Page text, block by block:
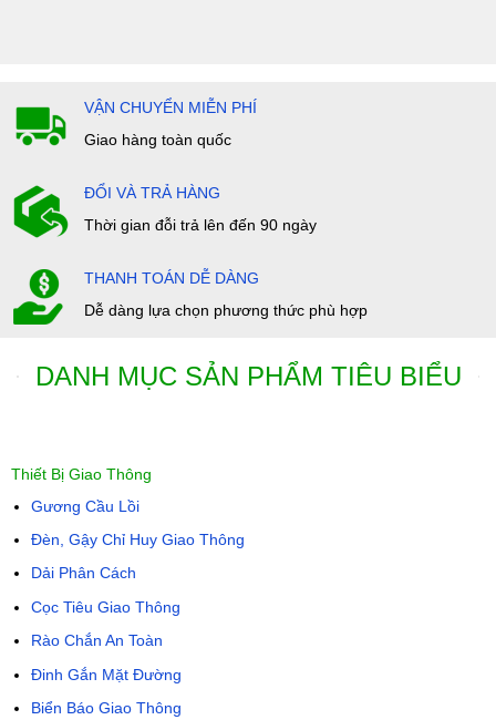
VẬN CHUYỂN MIỄN PHÍ
Giao hàng toàn quốc
ĐỔI VÀ TRẢ HÀNG
Thời gian đỗi trả lên đến 90 ngày
THANH TOÁN DỄ DÀNG
Dễ dàng lựa chọn phương thức phù hợp
DANH MỤC SẢN PHẨM TIÊU BIỂU
Thiết Bị Giao Thông
Gương Cầu Lồi
Đèn, Gậy Chỉ Huy Giao Thông
Dải Phân Cách
Cọc Tiêu Giao Thông
Rào Chắn An Toàn
Đinh Gắn Mặt Đường
Biển Báo Giao Thông